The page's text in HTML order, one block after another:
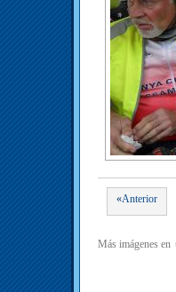
«Anterior
Más imágenes en